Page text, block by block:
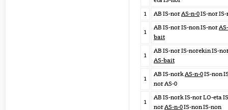
1
AB IS-norAS-n-0IS-nor
1
AB IS-nor IS-non IS-norAS-
bait
1
AB IS-nor IS-norekin IS-
AS-bait
1
AB IS-norkAS-n-0IS-non
nor AS-0
1
AB IS-nork IS-nor LO-eta
norAS-n-0IS-non IS-non